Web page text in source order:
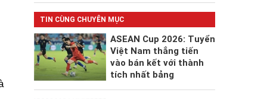
TIN CÙNG CHUYÊN MỤC
ASEAN Cup 2026: Tuyển
Việt Nam thẳng tiến
vào bán kết với thành
tích nhất bảng